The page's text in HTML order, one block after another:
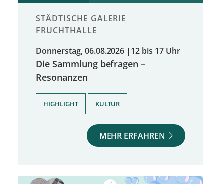
STÄDTISCHE GALERIE
FRUCHTHALLE
Donnerstag, 06.08.2026 | 12 bis 17 Uhr
Die Sammlung befragen –
Resonanzen
HIGHLIGHT KULTUR
MEHR ERFAHREN